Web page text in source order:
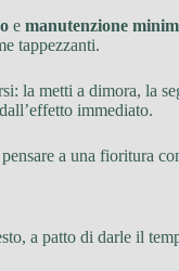
e manutenzione
tappezzanti.
la metti a dimora,
immediato.
a una fioritura
a patto di darle il